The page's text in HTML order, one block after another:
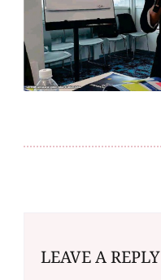
LEAVE A REPLY